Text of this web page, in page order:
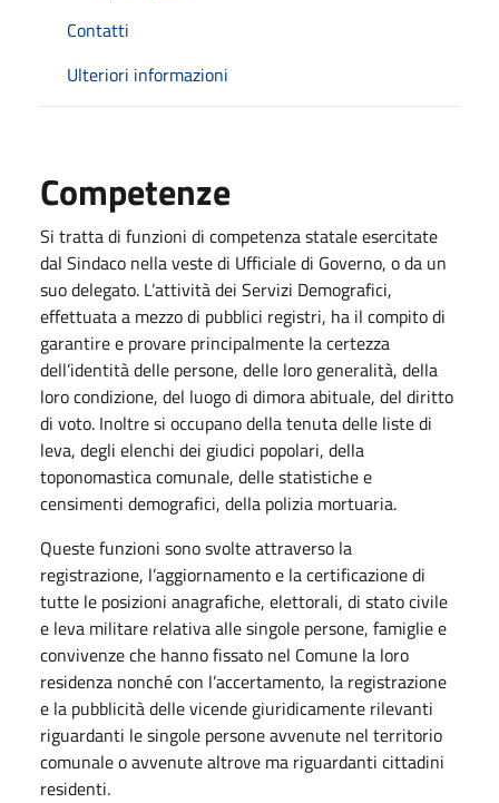
Contatti
Ulteriori informazioni
Competenze
Si tratta di funzioni di competenza statale esercitate
dal Sindaco nella veste di Ufficiale di Governo, o da un
suo delegato. L’attività dei Servizi Demografici,
effettuata a mezzo di pubblici registri, ha il compito di
garantire e provare principalmente la certezza
dell’identità delle persone, delle loro generalità, della
loro condizione, del luogo di dimora abituale, del diritto
di voto. Inoltre si occupano della tenuta delle liste di
leva, degli elenchi dei giudici popolari, della
toponomastica comunale, delle statistiche e
censimenti demografici, della polizia mortuaria.
Queste funzioni sono svolte attraverso la
registrazione, l’aggiornamento e la certificazione di
tutte le posizioni anagrafiche, elettorali, di stato civile
e leva militare relativa alle singole persone, famiglie e
convivenze che hanno fissato nel Comune la loro
residenza nonché con l’accertamento, la registrazione
e la pubblicità delle vicende giuridicamente rilevanti
riguardanti le singole persone avvenute nel territorio
comunale o avvenute altrove ma riguardanti cittadini
residenti.